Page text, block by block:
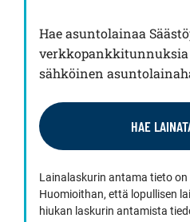
Hae asuntolainaa
sähköinen
HAE
Lainalaskurin antama tieto
Huomioithan, että lopullisen
hiukan laskurin antamista